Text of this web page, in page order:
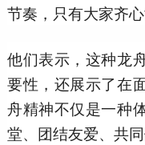
节奏，只有大家齐
他们表示，这种龙
要性，还展示了在
舟精神不仅是一种
堂、团结友爱、共